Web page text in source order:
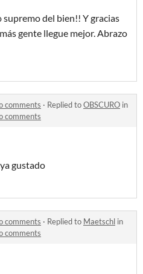
supremo del bien!! Y gracias
gente llegue mejor. Abrazo
comments · Replied toOBSCURO in
comments
gustado
comments · Replied to Maetschl in
comments